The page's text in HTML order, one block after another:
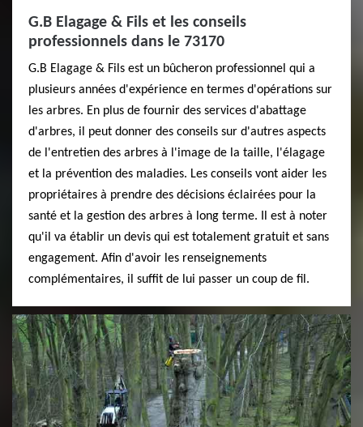
G.B Elagage & Fils et les conseils
professionnels dans le 73170
G.B Elagage & Fils est un bûcheron professionnel qui a
plusieurs années d'expérience en termes d'opérations sur
les arbres. En plus de fournir des services d'abattage
d'arbres, il peut donner des conseils sur d'autres aspects
de l'entretien des arbres à l'image de la taille, l'élagage
et la prévention des maladies. Les conseils vont aider les
propriétaires à prendre des décisions éclairées pour la
santé et la gestion des arbres à long terme. Il est à noter
qu'il va établir un devis qui est totalement gratuit et sans
engagement. Afin d'avoir les renseignements
complémentaires, il suffit de lui passer un coup de fil.